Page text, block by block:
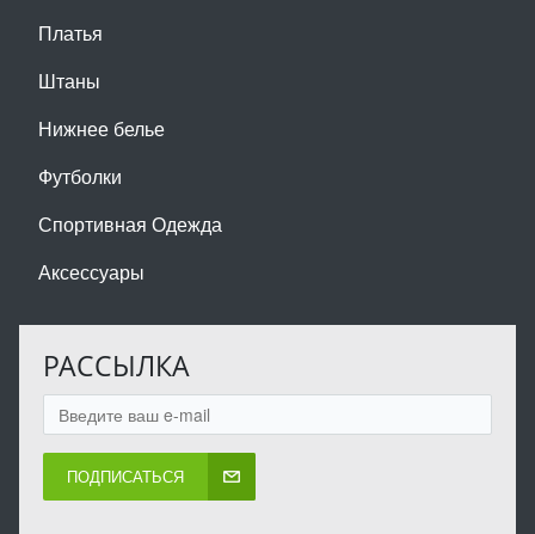
Платья
Штаны
Нижнее белье
Футболки
Спортивная Одежда
Аксессуары
РАССЫЛКА
ПОДПИСАТЬСЯ